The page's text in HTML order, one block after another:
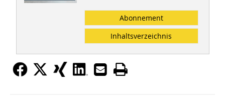
Abonnement
Inhaltsverzeichnis